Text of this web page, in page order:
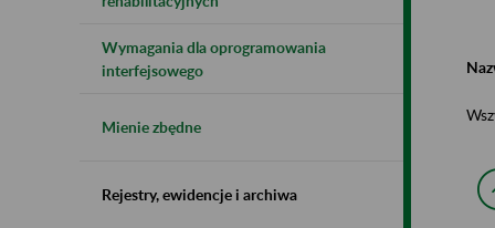
Wymagania dla oprogramowania
interfejsowego
Mienie zbędne
Rejestry, ewidencje i archiwa